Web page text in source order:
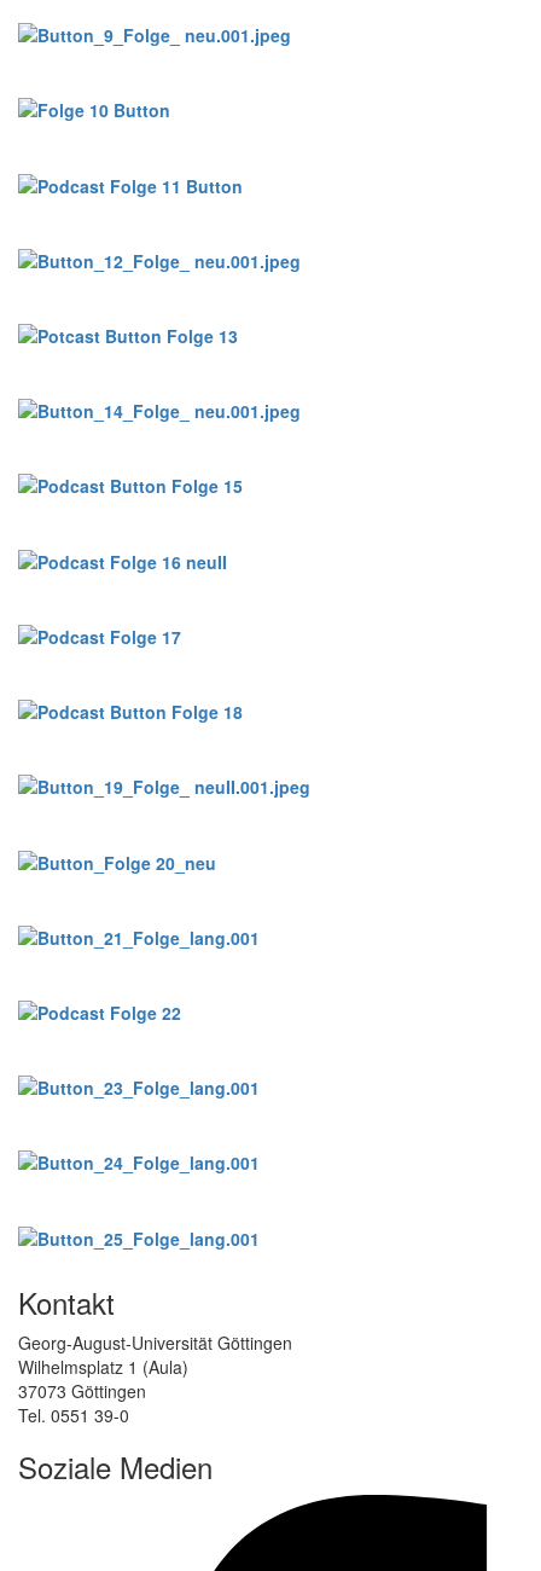
Kontakt
Georg-August-Universität Göttingen
Wilhelmsplatz 1 (Aula)
37073 Göttingen
Tel. 0551 39-0
Soziale Medien